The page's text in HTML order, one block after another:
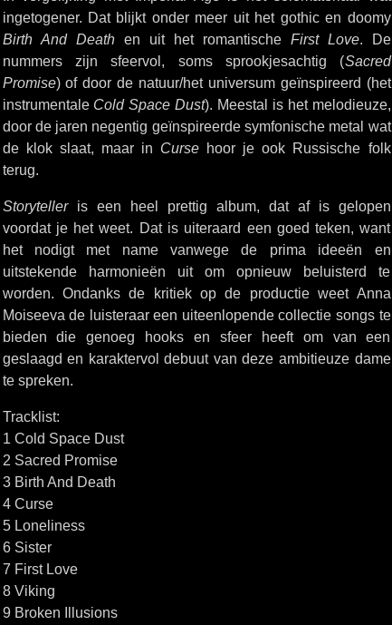
ingetogener. Dat blijkt onder meer uit het gothic en doomy
Birth And Deathen uit het romantische First Love. De
nummers zijn sfeervol, soms sprookjesachtig (Sacred
Promise) of door de natuur/het universum geïnspireerd (het
instrumentale Cold Space Dust). Meestal is het melodieuze,
door de jaren negentig geïnspireerde symfonische metal wat
de klok slaat, maar in Curse hoor je ook Russische folk
terug.
Storytelleris een heel prettig album, dat af is gelopen
voordat je het weet. Dat is uiteraard een goed teken, want
het nodigt met name vanwege de prima ideeën en
uitstekende harmonieën uit om opnieuw beluisterd te
worden. Ondanks de kritiek op de productie weet Anna
Moiseeva de luisteraar een uiteenlopende collectie songs te
bieden die genoeg hooks en sfeer heeft om van een
geslaagd en karaktervol debuut van deze ambitieuze dame
te spreken.
Tracklist:
1 Cold Space Dust
2 Sacred Promise
3 Birth And Death
4 Curse
5 Loneliness
6 Sister
7 First Love
8 Viking
9 Broken Illusions